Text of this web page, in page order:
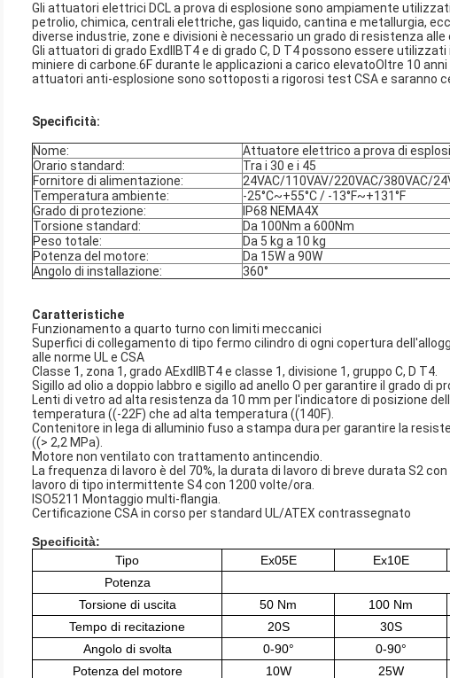
Gli attuatori elettrici DCL a prova di esplosione sono ampiamente
petrolio, chimica, centrali elettriche, gas liquido, cantina e metallurgia,
diverse industrie, zone e divisioni è necessario un grado di resistenza alle
Gli attuatori di grado ExdIIBT4 e di grado C, D T4 possono essere
miniere di carbone.6F durante le applicazioni a carico elevatoOltre 10
attuatori anti-esplosione sono sottoposti a rigorosi test CSA e saranno
Specificità:
Nome:
Attuatore elettrico a prova di
Orario standard:
Tra i 30 e i 45
Fornitore di alimentazione:
24VAC/110VAV/220VAC/380VAC/
Temperatura ambiente:
-25°C~+55°C / -13°F~+131°F
Grado di protezione:
IP68 NEMA4X
Torsione standard:
Da 100Nm a 600Nm
Peso totale:
Da 5 kg a 10 kg
Potenza del motore:
Da 15W a 90W
Angolo di installazione:
360°
Caratteristiche
Funzionamento a quarto turno con limiti meccanici
Superfici di collegamento di tipo fermo cilindro di ogni copertura
alle norme UL e CSA
Classe 1, zona 1, grado AExdIIBT4 e classe 1, divisione 1, gruppo C, D T4.
Sigillo ad olio a doppio labbro e sigillo ad anello O per garantire il grado di
Lenti di vetro ad alta resistenza da 10 mm per l'indicatore di posizione
temperatura ((-22F) che ad alta temperatura ((140F).
Contenitore in lega di alluminio fuso a stampa dura per garantire la
((> 2,2 MPa).
Motore non ventilato con trattamento antincendio.
La frequenza di lavoro è del 70%, la durata di lavoro di breve durata S2
lavoro di tipo intermittente S4 con 1200 volte/ora.
ISO5211 Montaggio multi-flangia.
Certificazione CSA in corso per standard UL/ATEX contrassegnato
Specificità:
Tipo
Ex05E Ex10E
Potenza
Torsione di uscita
50 Nm 100 Nm
Tempo di recitazione
20S 30S
Angolo di svolta
0-90° 0-90°
Potenza del motore
10W 25W